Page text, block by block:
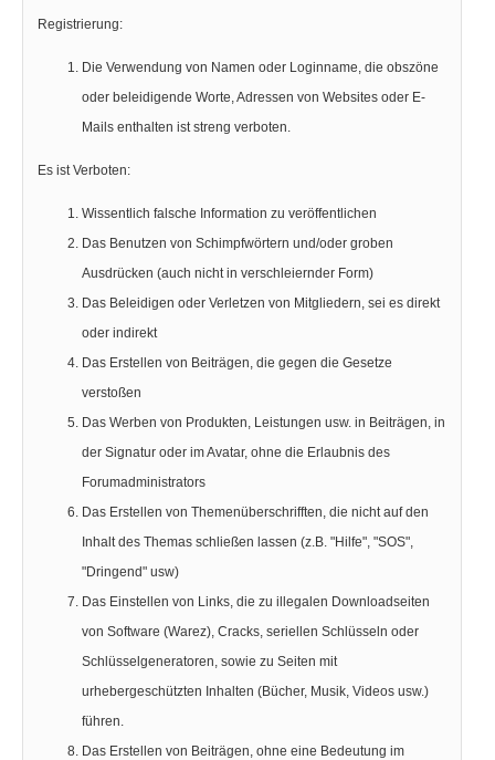
Registrierung:
Die Verwendung von Namen oder Loginname, die obszöne
oder beleidigende Worte, Adressen von Websites oder E-
Mails enthalten ist streng verboten.
Es ist Verboten:
Wissentlich falsche Information zu veröffentlichen
Das Benutzen von Schimpfwörtern und/oder groben
Ausdrücken (auch nicht in verschleiernder Form)
Das Beleidigen oder Verletzen von Mitgliedern, sei es direkt
oder indirekt
Das Erstellen von Beiträgen, die gegen die Gesetze
verstoßen
Das Werben von Produkten, Leistungen usw. in Beiträgen, in
der Signatur oder im Avatar, ohne die Erlaubnis des
Forumadministrators
Das Erstellen von Themenüberschrifften, die nicht auf den
Inhalt des Themas schließen lassen (z.B. "Hilfe", "SOS",
"Dringend" usw)
Das Einstellen von Links, die zu illegalen Downloadseiten
von Software (Warez), Cracks, seriellen Schlüsseln oder
Schlüsselgeneratoren, sowie zu Seiten mit
urhebergeschützten Inhalten (Bücher, Musik, Videos usw.)
führen.
Das Erstellen von Beiträgen, ohne eine Bedeutung im